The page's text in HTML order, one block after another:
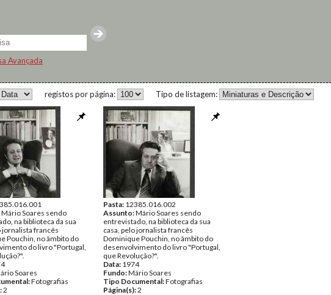
Avançada
Tipo de listagem:
registos por página:
Mário Soares sendo
na biblioteca da sua
jornalista francês
Pouchin, no âmbito do
do livro "Portugal,
Soares
Fotografias
2
Pasta: 12385.016.002
Assunto:Mário Soares sendo
entrevistado, na biblioteca da sua
casa, pelo jornalista francês
Dominique Pouchin, no âmbito do
desenvolvimento do livro "Portugal,
que Revolução?".
Data: 1974
Fundo:Mário Soares
Tipo Documental:Fotografias
Página(s):2